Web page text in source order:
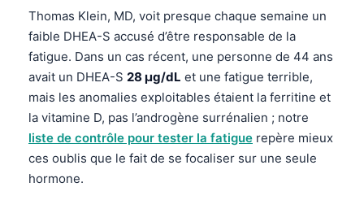
Thomas Klein, MD, voit presque chaque semaine un
faible DHEA-S accusé d’être responsable de la
fatigue. Dans un cas récent, une personne de 44 ans
avait un DHEA-S 28 µg/dL et une fatigue terrible,
mais les anomalies exploitables étaient la ferritine et
la vitamine D, pas l’androgène surrénalien ; notre
liste de contrôle pour tester la fatigue repère mieux
ces oublis que le fait de se focaliser sur une seule
hormone.
বাংলা
اردو
मराठी
తెలుగు
தமிழ்
ગુજરાતી